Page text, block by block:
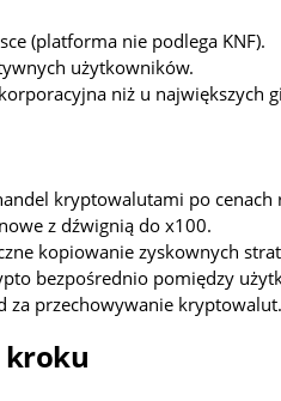
(platforma nie podlega KNF).
użytkowników.
niż u największych
kryptowalutami po cenach
z dźwignią do x100.
kopiowanie zyskownych
bezpośrednio pomiędzy
za przechowywanie kryptowalut.
kroku